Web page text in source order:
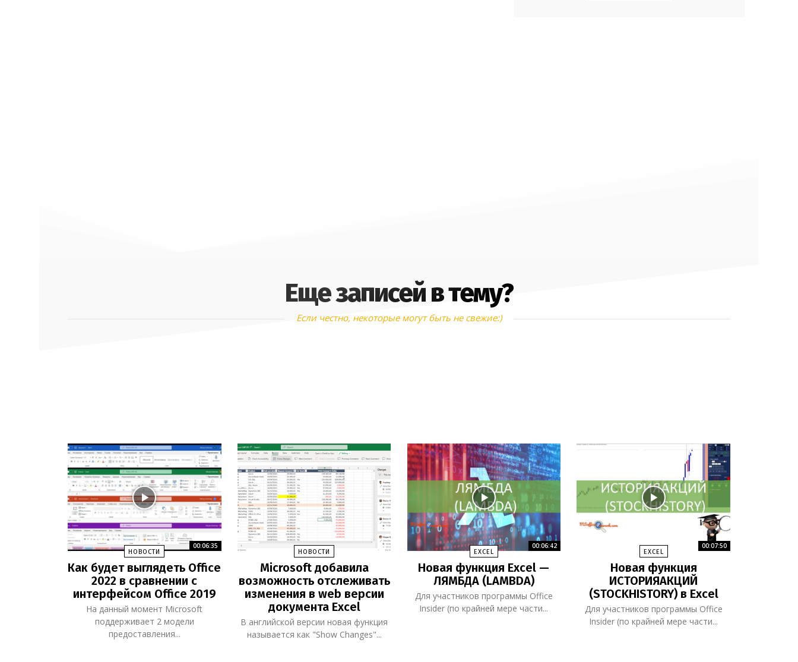
Еще записей в тему?
Если честно, некоторые могут быть не свежие:)
НОВОСТИ
00:06:35
Как будет выглядеть Office
2022 в сравнении с
интерфейсом Office 2019
На данный момент Microsoft
поддерживает 2 модели
предоставления...
НОВОСТИ
Microsoft добавила
возможность отслеживать
изменения в web версии
документа Excel
В английской версии новая функция
называется как "Show Changes"...
EXCEL
00:06:42
Новая функция Excel —
ЛЯМБДА (LAMBDA)
Для участников программы Office
Insider (по крайней мере части...
EXCEL
00:07:50
Новая функция
ИСТОРИЯАКЦИЙ
(STOCKHISTORY) в Excel
Для участников программы Office
Insider (по крайней мере части...